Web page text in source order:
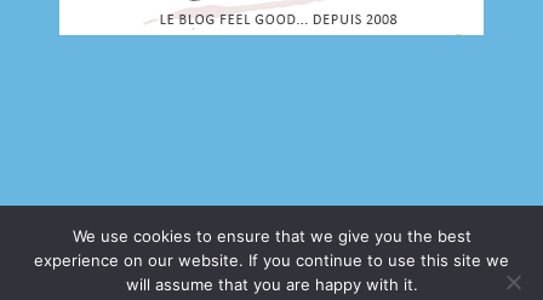
COPYRIGHT © 2026 · LETIZIA G.
PHOTOGRAPHE PORTRAIT MONS - BRUXELLES
We use cookies to ensure that we give you the best
experience on our website. If you continue to use this site we
will assume that you are happy with it.